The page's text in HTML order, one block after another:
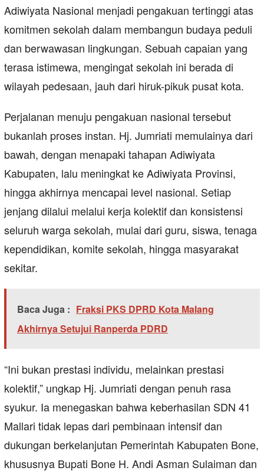
Adiwiyata Nasional menjadi pengakuan tertinggi atas
komitmen sekolah dalam membangun budaya peduli
dan berwawasan lingkungan. Sebuah capaian yang
terasa istimewa, mengingat sekolah ini berada di
wilayah pedesaan, jauh dari hiruk-pikuk pusat kota.
Perjalanan menuju pengakuan nasional tersebut
bukanlah proses instan. Hj. Jumriati memulainya dari
bawah, dengan menapaki tahapan Adiwiyata
Kabupaten, lalu meningkat ke Adiwiyata Provinsi,
hingga akhirnya mencapai level nasional. Setiap
jenjang dilalui melalui kerja kolektif dan konsistensi
seluruh warga sekolah, mulai dari guru, siswa, tenaga
kependidikan, komite sekolah, hingga masyarakat
sekitar.
Baca Juga : Fraksi PKS DPRD Kota Malang
Akhirnya Setujui Ranperda PDRD
“Ini bukan prestasi individu, melainkan prestasi
kolektif,” ungkap Hj. Jumriati dengan penuh rasa
syukur. Ia menegaskan bahwa keberhasilan SDN 41
Mallari tidak lepas dari pembinaan intensif dan
dukungan berkelanjutan Pemerintah Kabupaten Bone,
khususnya Bupati Bone H. Andi Asman Sulaiman dan